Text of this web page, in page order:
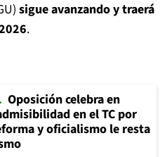
sigue avanzando y traerá
.
Oposición celebra en
en el TC por
y oficialismo le resta